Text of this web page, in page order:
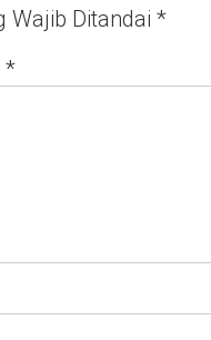
Wajib Ditandai *
*